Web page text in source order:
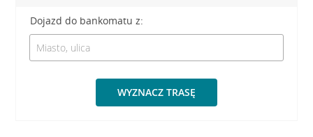
Dojazd do bankomatu z:
WYZNACZ TRASĘ